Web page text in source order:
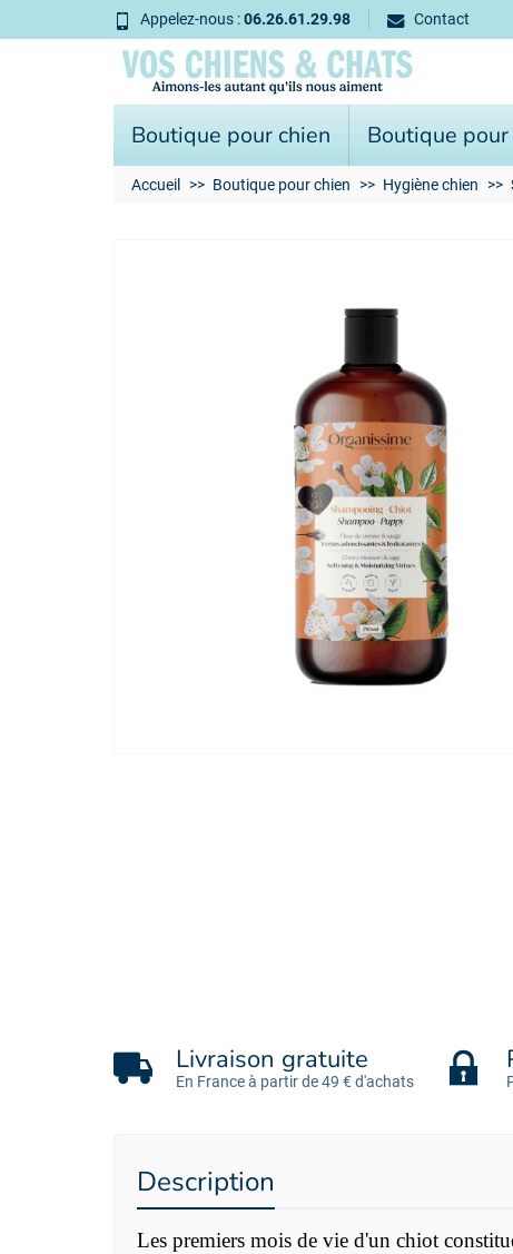
Appelez-nous :06.26.61.29.98 Contact
Boutique pour chien Boutique
Accueil Boutique pour chien Hygiène chien
Livraison gratuite
En France à partir de 49 € d'achats
Description
Les premiers mois de vie d'un chiot